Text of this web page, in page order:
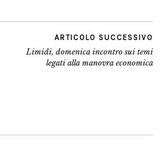
ARTICOLO SUCCESSIVO
Limidi, domenica incontro sui temi
legati alla manovra economica